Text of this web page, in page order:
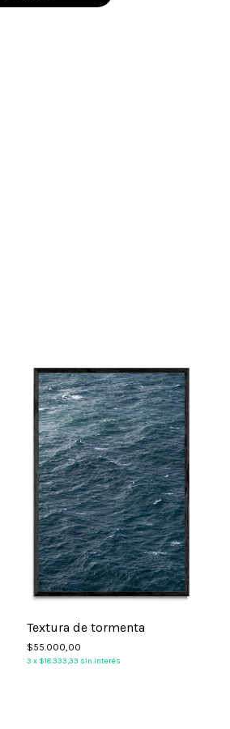
Textura de tormenta
$55.000,00
3 x $18.333,33 sin interés